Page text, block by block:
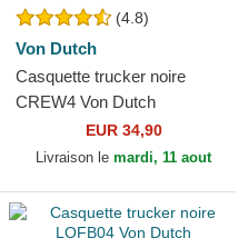
(4.8)
Von Dutch
Casquette trucker noire
CREW4 Von Dutch
EUR 34,90
Livraison le mardi, 11 aout